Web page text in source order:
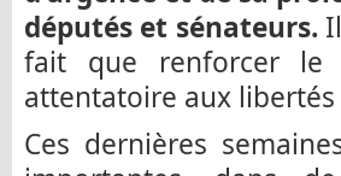
députés et sénateurs.
fait que renforcer le
attentatoire aux
Ces dernières